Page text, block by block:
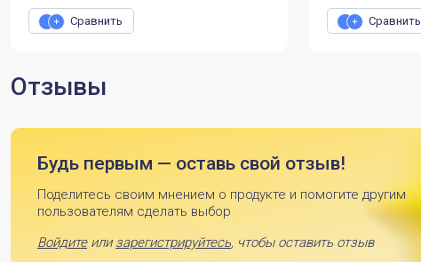
Сравнить Сравнить
Отзывы
Будь первым — оставь свой отзыв!
Поделитесь своим мнением о продукте и помогите другим
пользователям сделать выбор
Войдитеили зарегистрируйтесь, чтобы оставить отзыв